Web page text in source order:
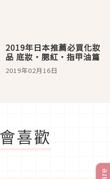
2019年日本推薦必買化妝
品 底妝・腮紅・指甲油篇
2019年02月16日
喜歡